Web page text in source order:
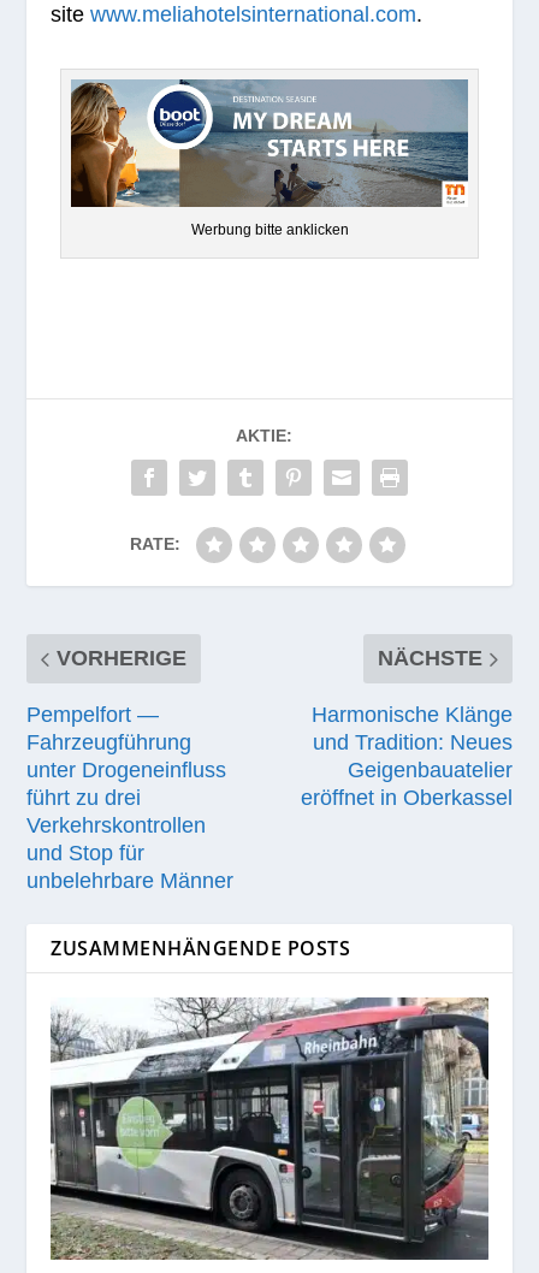
sitewww.meliahotelsinternational.com.
Wer­bung bitte anklicken
AKTIE:
RATE:
VORHERIGE
Pempelfort —
Fahrzeugführung
unter Drogeneinfluss
führt zu drei
Verkehrskontrollen
und Stop für
unbelehrbare Männer
NÄCHSTE
Harmonische Klänge
und Tradition: Neues
Geigenbauatelier
eröffnet in Oberkassel
ZUSAMMENHÄNGENDE POSTS